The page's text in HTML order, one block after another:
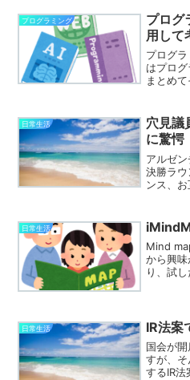
プログラミング
プログ
用して
プログ
はプロ
まとめ
囲は広
日常生活
穴見議
に驚愕
アルゼ
決勝ラウ
ンス、
てフラン
す。感
日常生活
Mind
から興
り、試
の意見
日常生活 IR法案
国会が
すが、
するIR法